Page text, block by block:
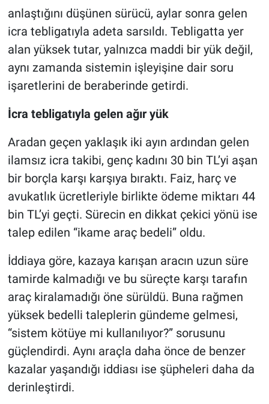
anlaştığını düşünen sürücü, aylar sonra gelen
icra tebligatıyla adeta sarsıldı. Tebligatta yer
alan yüksek tutar, yalnızca maddi bir yük değil,
aynı zamanda sistemin işleyişine dair soru
işaretlerini de beraberinde getirdi.
İcra tebligatıyla gelen ağır yük
Aradan geçen yaklaşık iki ayın ardından gelen
ilamsız icra takibi, genç kadını 30 bin TL’yi aşan
bir borçla karşı karşıya bıraktı. Faiz, harç ve
avukatlık ücretleriyle birlikte ödeme miktarı 44
bin TL’yi geçti. Sürecin en dikkat çekici yönü ise
talep edilen “ikame araç bedeli” oldu.
İddiaya göre, kazaya karışan aracın uzun süre
tamirde kalmadığı ve bu süreçte karşı tarafın
araç kiralamadığı öne sürüldü. Buna rağmen
yüksek bedelli taleplerin gündeme gelmesi,
“sistem kötüye mi kullanılıyor?” sorusunu
güçlendirdi. Aynı araçla daha önce de benzer
kazalar yaşandığı iddiası ise şüpheleri daha da
derinleştirdi.